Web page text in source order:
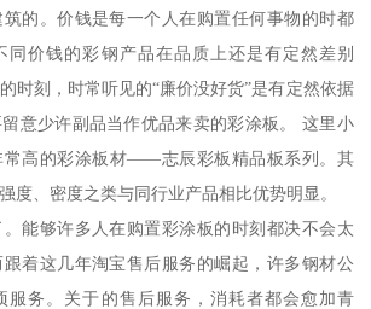
的。价钱是每一个人在购置任何事物的时都
同价钱的彩钢产品在品质上还是有定然差别
时刻，时常听见的“廉价没好货”是有定然依据
意少许副品当作优品来卖的彩涂板。 这里小
常高的彩涂板材——志辰彩板精品板系列。其
度、密度之类与同行业产品相比优势明显。
能够许多人在购置彩涂板的时刻都决不会太
着这几年淘宝售后服务的崛起，许多钢材公
服务。关于的售后服务，消耗者都会愈加青